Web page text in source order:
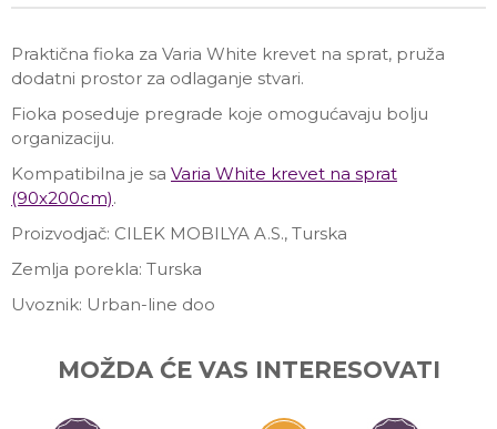
Praktična fioka za Varia White krevet na sprat, pruža
dodatni prostor za odlaganje stvari.
Fioka poseduje pregrade koje omogućavaju bolju
organizaciju.
Kompatibilna je sa Varia White krevet na sprat
(90x200cm).
Proizvodjač: CILEK MOBILYA A.S., Turska
Zemlja porekla: Turska
Uvoznik: Urban-line doo
MOŽDA ĆE VAS INTERESOVATI